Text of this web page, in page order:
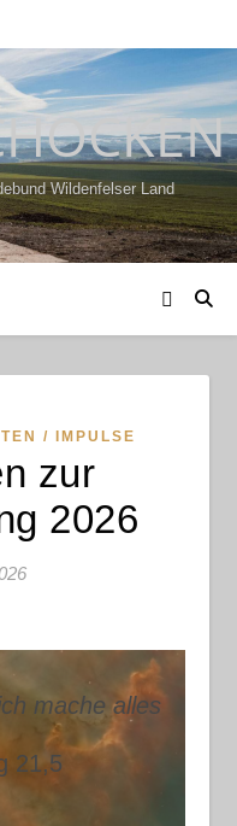
Wildenfelser Land
/ IMPULSE
zur
2026
mache alles
21,5